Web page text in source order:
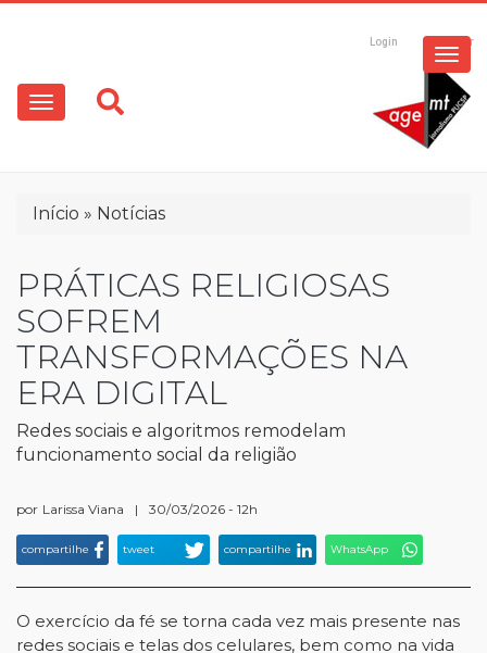
conteúdo
principal
Login Registrar
Main
navigation
Trilha
navegação
Início Notícias
PRÁTICAS RELIGIOSAS
SOFREM
TRANSFORMAÇÕES NA
ERA DIGITAL
Redes sociais e algoritmos remodelam
funcionamento social da religião
por Larissa Viana | 30/03/2026 - 12h
compartilhe tweet compartilhe WhatsApp
O exercício da fé se torna cada vez mais presente nas
redes sociais e telas dos celulares, bem como na vida